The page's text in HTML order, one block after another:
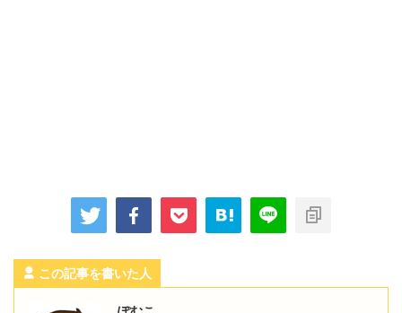
この記事を書いた人